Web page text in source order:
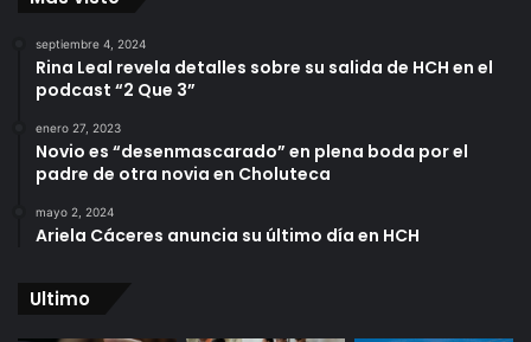
septiembre 4, 2024
Rina Leal revela detalles sobre su salida de HCH en el
podcast “2 Que 3”
enero 27, 2023
Novio es “desenmascarado” en plena boda por el
padre de otra novia en Choluteca
mayo 2, 2024
Ariela Cáceres anuncia su último día en HCH
Ultimo